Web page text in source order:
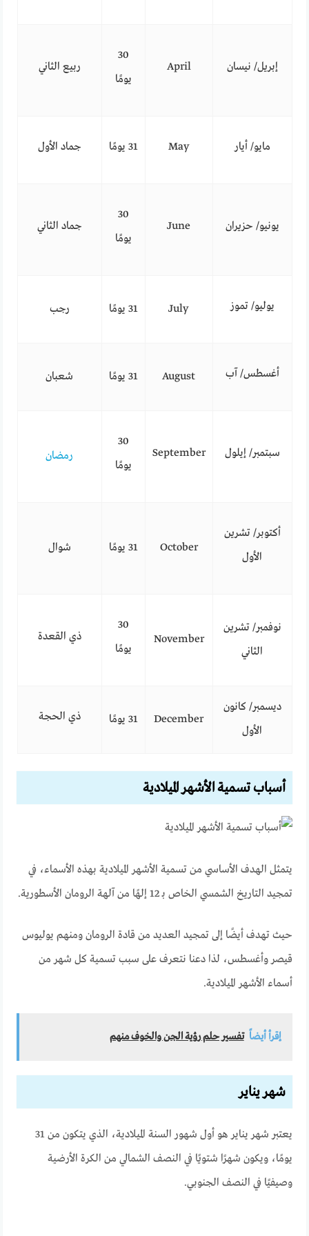
إبريل/ نيسان April
30
يومًا
ربيع الثاني
مايو/ أيار May 31 يومًا جماد الأول
يونيو/ حزيران June
30
يومًا
جماد الثاني
يوليو/ تموز July 31 يومًا رجب
أغسطس/ آب August 31 يومًا شعبان
سبتمبر/ إيلول September
30
يومًا
رمضان
أكتوبر/ تشرين
الأول
October 31 يومًا شوال
نوفمبر/ تشرين
الثاني
November
30
يومًا
ذي القعدة
ديسمبر/ كانون
الأول
December 31 يومًا ذي الحجة
أسباب تسمية الأشهر الميلادية
يتمثل الهدف الأساسي من تسمية الأشهر الميلادية بهذه الأسماء، في
تمجيد التاريخ الشمسي الخاص بـ 12 إلهًا من آلهة الرومان الأسطورية.
حيث تهدف أيضًا إلى تمجيد العديد من قادة الرومان ومنهم يوليوس
قيصر وأغسطس، لذا دعنا نتعرف على سبب تسمية كل شهر من
أسماء الأشهر الميلادية.
إقرأ أيضاً تفسير حلم رؤية الجن والخوف منهم
شهر يناير
يعتبر شهر يناير هو أول شهور السنة الميلادية، الذي يتكون من 31
يومًا، ويكون شهرًا شتويًا في النصف الشمالي من الكرة الأرضية
وصيفيًا في النصف الجنوبي.